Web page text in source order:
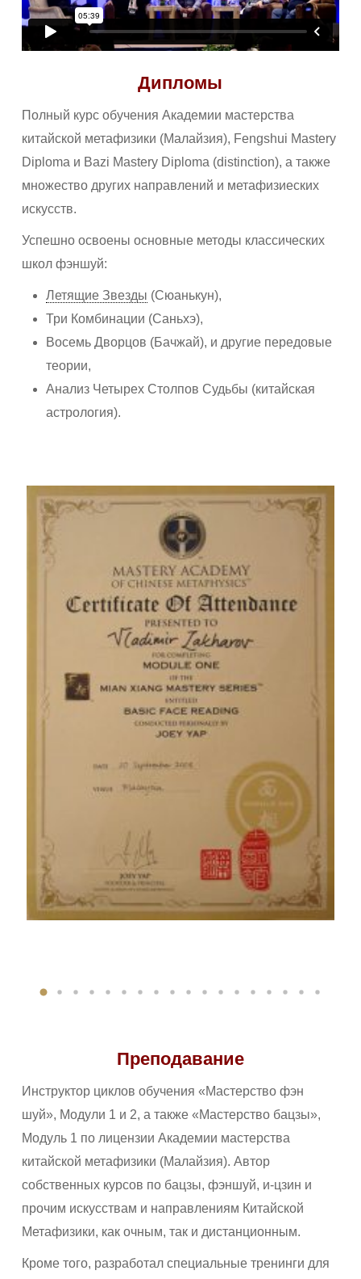
Дипломы
Полный курс обучения Академии мастерства
китайской метафизики (Малайзия), Fengshui Mastery
Diploma и Bazi Mastery Diploma (distinction), а также
множество других направлений и метафизиеских
искусств.
Успешно освоены основные методы классических
школ фэншуй:
Летящие Звезды (Сюанькун),
Три Комбинации (Саньхэ),
Восемь Дворцов (Бачжай), и другие передовые
теории,
Анализ Четырех Столпов Судьбы (китайская
астрология).
Преподавание
Инструктор циклов обучения «Мастерство фэн
шуй», Модули 1 и 2, а также «Мастерство бацзы»,
Модуль 1 по лицензии Академии мастерства
китайской метафизики (Малайзия). Автор
собственных курсов по бацзы, фэншуй, и-цзин и
прочим искусствам и направлениям Китайской
Метафизики, как очным, так и дистанционным.
Кроме того, разработал специальные тренинги для